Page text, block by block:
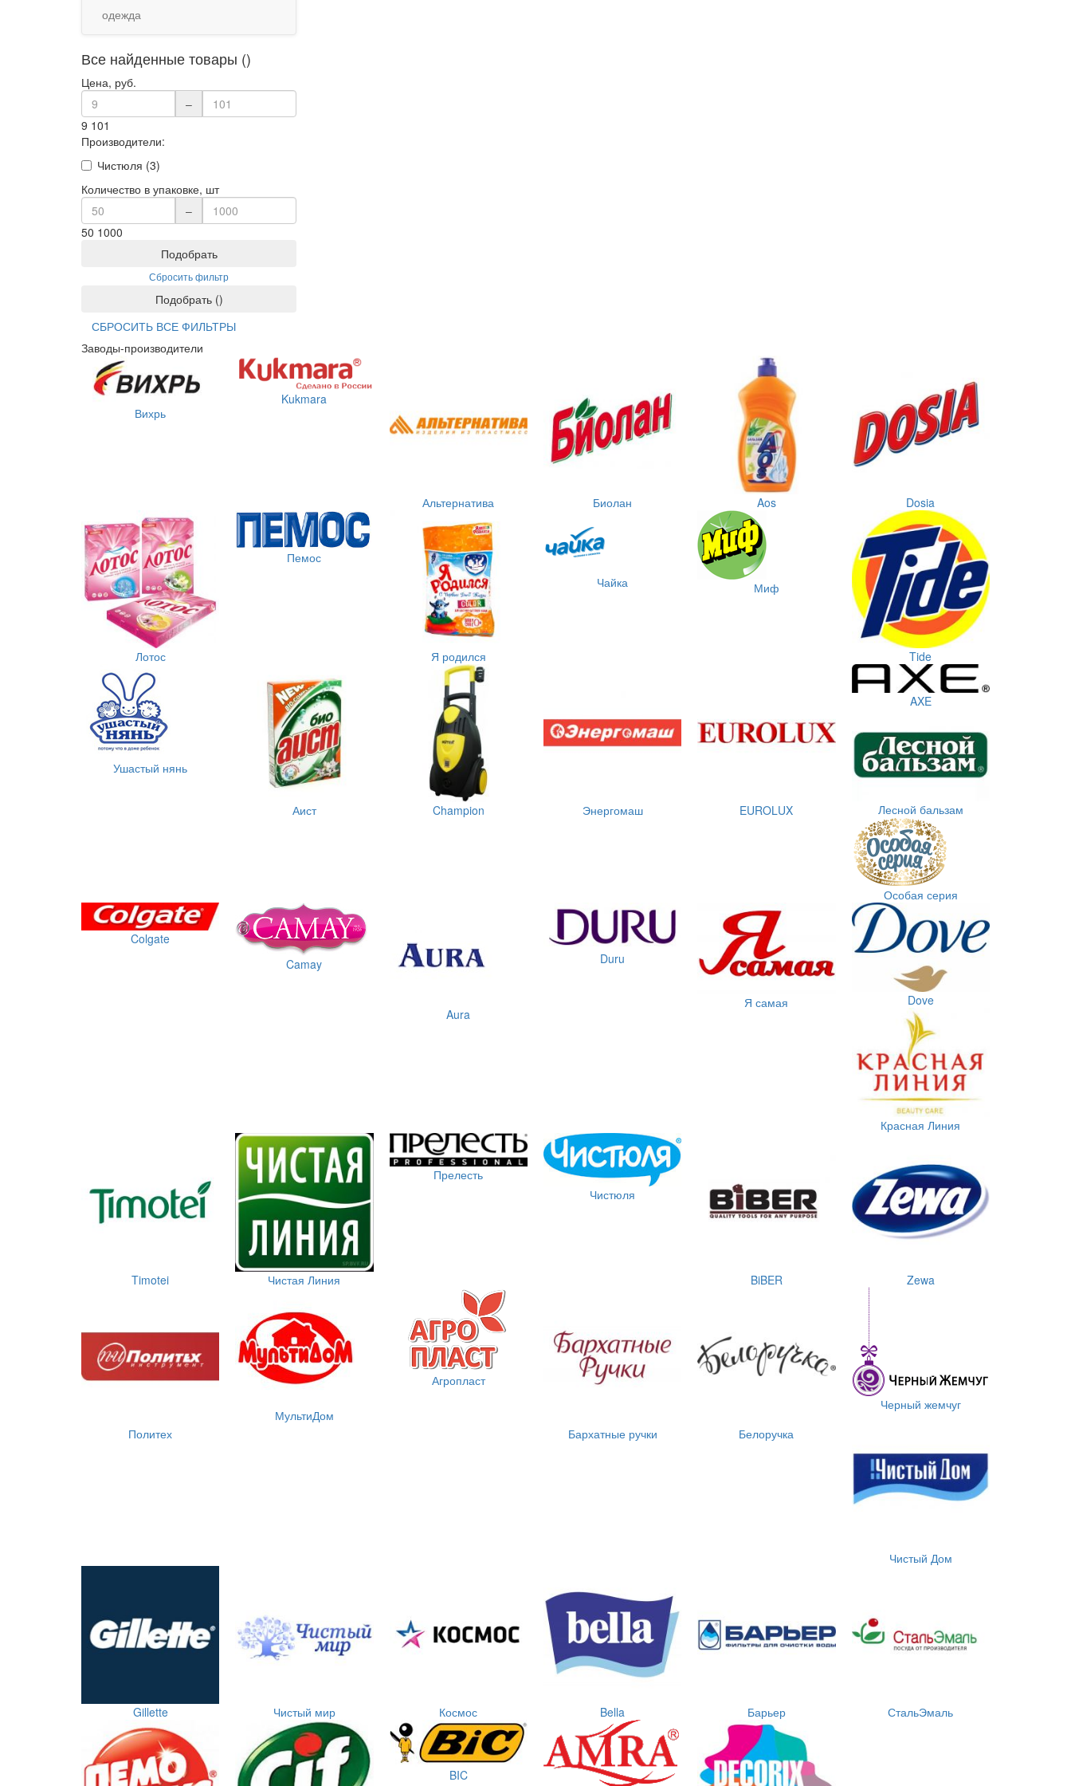
одежда
Все найденные товары ()
Цена, руб.
–
9 101
Производители:
Чистюля (3)
Количество в упаковке, шт
–
50 1000
Подобрать
Сбросить фильтр
Подобрать ()
СБРОСИТЬ ВСЕ ФИЛЬТРЫ
Заводы-производители
Вихрь
Kukmara
Альтернатива Биолан Aos Dosia
Лотос
Пемос
Я родился
Чайка Миф
Tide
Ушастый нянь
Аист Champion Энергомаш EUROLUX
AXE
Лесной бальзам
Особая серия
Colgate
Camay
Aura
Duru
Я самая Dove
Красная Линия
Timotei Чистая Линия
Прелесть
Чистюля
BiBER Zewa
Политех
МультиДом
Агропласт
Бархатные ручки Белоручка
Черный жемчуг
Чистый Дом
Gillette Чистый мир Космос Bella Барьер СтальЭмаль
BIC